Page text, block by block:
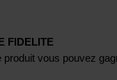
FIDELITE
produit vous pouvez